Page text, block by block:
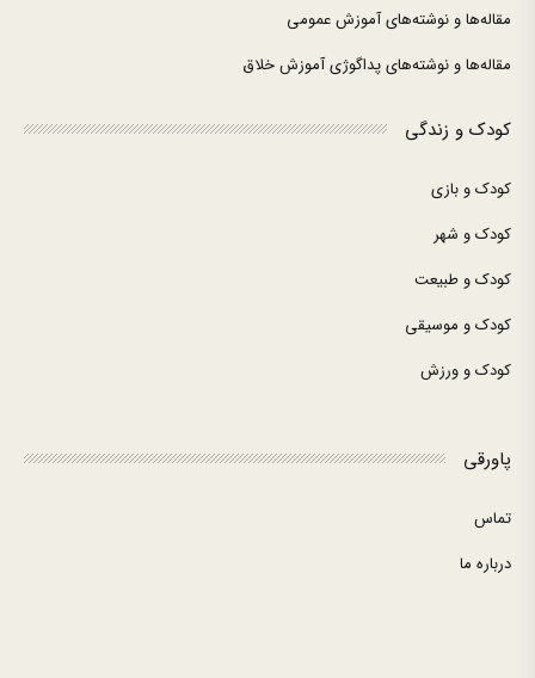
مقاله‌ها و نوشته‌های آموزش عمومی
مقاله‌ها و نوشته‌های پداگوژی آموزش خلاق
کودک و زندگی
کودک و بازی
کودک و شهر
کودک و طبیعت
کودک و موسیقی
کودک و ورزش
پاورقی
تماس
درباره ما